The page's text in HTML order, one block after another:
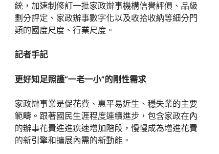
統，加速制修訂一批家政辦事機構信譽評價、品級
劃分評定、家政辦事數字化以及收拾收納等細分門
類的國度尺度、行業尺度。
記者手記
更好知足照護“一老一小”的剛性需求
家政辦事業是促花費、惠平易近生、穩失業的主要
範疇。跟著國民生涯程度連續進步，包含家政在內
的辦事花費進進疾速增加階段，慢慢成為增進花費
的新引擎和擴展內需的新動能。